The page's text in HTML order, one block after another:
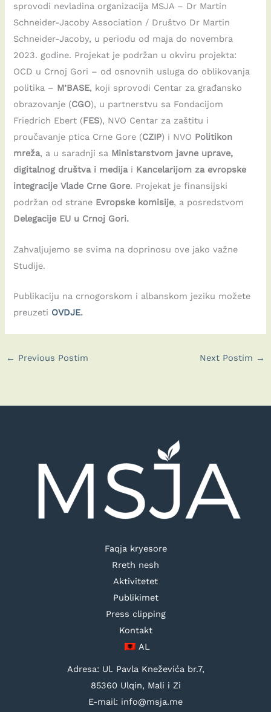
sprovodi nevladina organizacija MSJA – Dr Martin
Schneider-Jacoby Association / Društvo Dr Martin
Schneider-Jacoby, u periodu od maja do novembra
2023. godine. Projekat je podržan u okviru projekta:
OCD u Crnoj Gori – od osnovnih usluga do oblikovanja
politika – M’BASE, koji sprovodi Centar za građansko
obrazovanje (CGO), u partnerstvu sa Fondacijom
Friedrich Ebert (FES), NVO Centar za zaštitu i
proučavanje ptica Crne Gore (CZIP) i NVO Politikon
mreža, a u saradnji sa Ministarstvom javne uprave,
digitalnog društva i medijai Kancelarijom za evropske
integracije Vlade Crne Gore. Projekat je finansijski
podržan od strane Evropske komisije, a posredstvom
Delegacije EU u Crnoj Gori.
Zahvaljujemo se svima na doprinosu ove jako važne
Studije.
Publikaciju na crnogorskom i albanskom jeziku možete
preuzeti OVDJE.
← Previous Postim Next Postim →
Faqja kryesore
Rreth nesh
Aktivitetet
Publikimet
Press clipping
Kontakt
AL
Adresa: Ul. Pavla Kneževića br.7,
85360 Ulqin, Mali i Zi
E-mail: info@msja.me